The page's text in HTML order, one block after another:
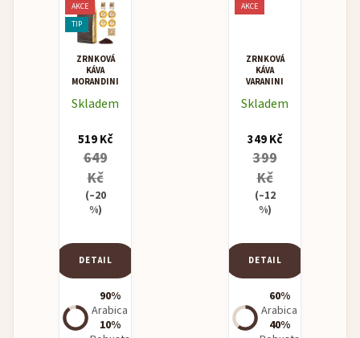
AKCE
TIP
ZRNKOVÁ
KÁVA
MORANDINI
ORO -
KÁVA
Skladem
519 Kč
649
Kč
(–20
%)
DETAIL
90%
Arabica
10%
AKCE
ZRNKOVÁ
KÁVA
VARANINI
BLEND
Skladem
349 Kč
399
Kč
(–12
%)
DETAIL
60%
Arabica
40%